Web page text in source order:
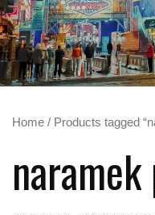
Home / Products tagged